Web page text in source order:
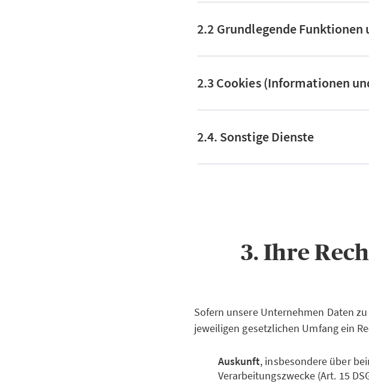
2.2 Grundlegende Funktionen
2.3 Cookies (Informationen
2.4. Sonstige Dienste
3. Ihre
Sofern unsere Unternehmen Daten
jeweiligen gesetzlichen Umfang ein
Auskunft, insbesondere über
Verarbeitungszwecke (Art. 15